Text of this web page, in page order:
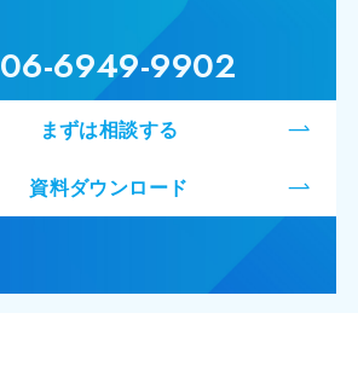
06-6949-9902
まずは相談する
資料ダウンロード